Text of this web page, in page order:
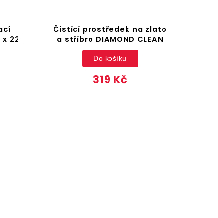
22
Čistící prostředek na zlato
a stříbro DIAMOND CLEAN
319 Kč
Do košíku